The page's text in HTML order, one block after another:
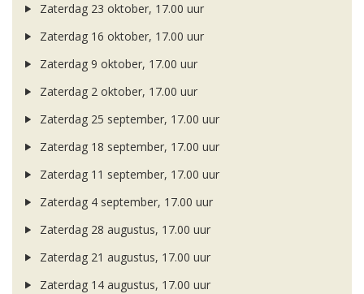
Zaterdag 23 oktober, 17.00 uur
Zaterdag 16 oktober, 17.00 uur
Zaterdag 9 oktober, 17.00 uur
Zaterdag 2 oktober, 17.00 uur
Zaterdag 25 september, 17.00 uur
Zaterdag 18 september, 17.00 uur
Zaterdag 11 september, 17.00 uur
Zaterdag 4 september, 17.00 uur
Zaterdag 28 augustus, 17.00 uur
Zaterdag 21 augustus, 17.00 uur
Zaterdag 14 augustus, 17.00 uur